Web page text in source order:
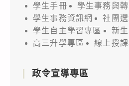
學生手冊
學生事務與
學生事務資訊網
社團
學生自主學習專區
新
高三升學專區
線上授課
政令宣導專區